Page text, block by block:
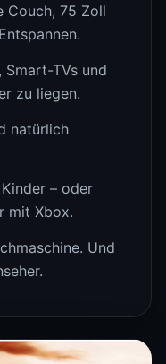
Couch, 75 Zoll
Smart-TVs und
zu liegen.
natürlich
– oder
mit Xbox.
Und